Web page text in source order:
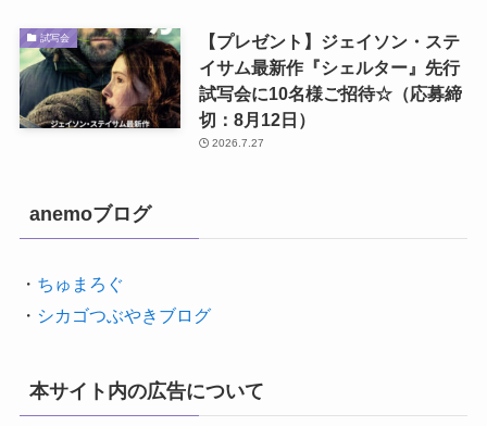
試写会
【プレゼント】ジェイソン・ステ
イサム最新作『シェルター』先行
試写会に10名様ご招待☆（応募締
切：8月12日）
2026.7.27
anemoブログ
・ ちゅまろぐ
・ シカゴつぶやきブログ
本サイト内の広告について